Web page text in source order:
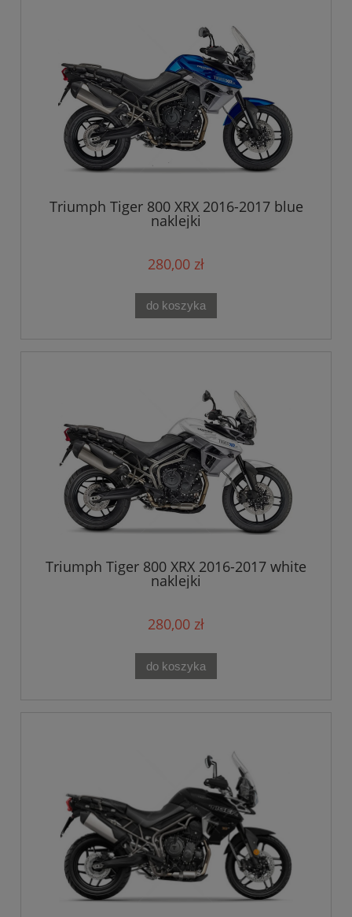
Triumph Tiger 800 XRX 2016-2017 blue
naklejki
280,00 zł
do koszyka
Triumph Tiger 800 XRX 2016-2017 white
naklejki
280,00 zł
do koszyka